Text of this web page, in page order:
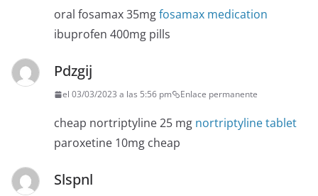
oral fosamax 35mgfosamax medication
ibuprofen 400mg pills
Pdzgij
el 03/03/2023 a las 5:56 pm Enlace permanente
cheap nortriptyline 25 mg nortriptyline tablet
paroxetine 10mg cheap
Slspnl